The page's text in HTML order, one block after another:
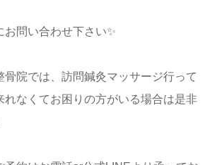
お問い合わせ下さい✨
骨院では、訪問鍼灸マッサージ行って
れなくてお困りの方がいる場合は是非